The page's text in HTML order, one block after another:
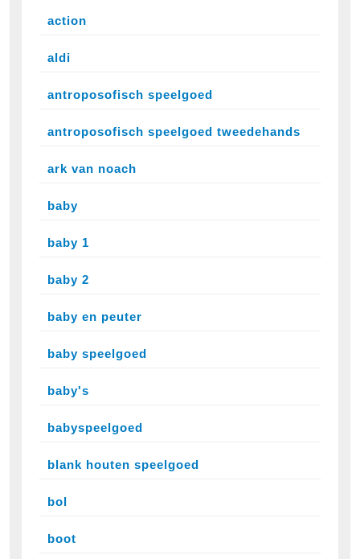
action
aldi
antroposofisch speelgoed
antroposofisch speelgoed tweedehands
ark van noach
baby
baby 1
baby 2
baby en peuter
baby speelgoed
baby's
babyspeelgoed
blank houten speelgoed
bol
boot